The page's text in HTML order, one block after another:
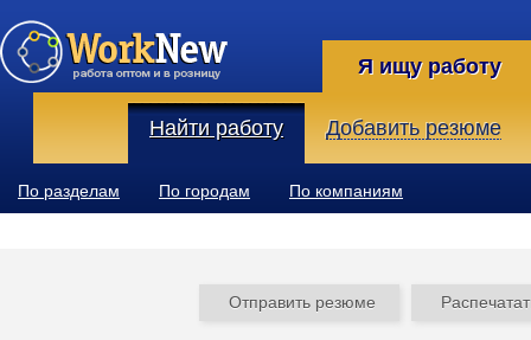
Я ищу работу
Найти работу Добавить резюме
По разделам По городам По компаниям
Отправить резюме